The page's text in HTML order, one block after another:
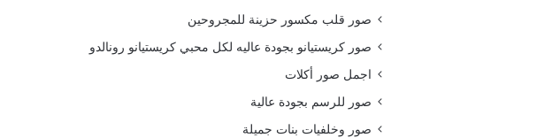
صور قلب مكسور حزينة للمجروحين
صور كريستيانو بجودة عاليه لكل محبي كريستيانو رونالدو
اجمل صور أكلات
صور للرسم بجودة عالية
صور وخلفيات بنات جميلة